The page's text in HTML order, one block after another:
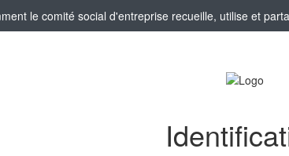
le comité social d'entreprise recueille, utilise et